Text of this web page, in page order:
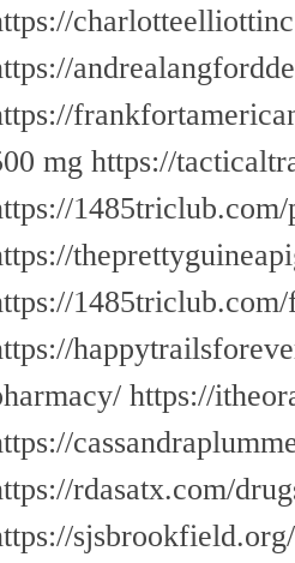
mg https://
1485triclub.com/
https://
rdasatx.com/